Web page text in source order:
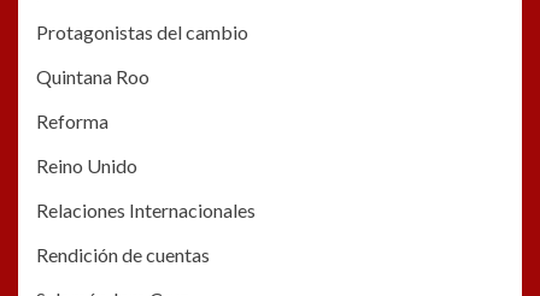
Protagonistas del cambio
Quintana Roo
Reforma
Reino Unido
Relaciones Internacionales
Rendición de cuentas